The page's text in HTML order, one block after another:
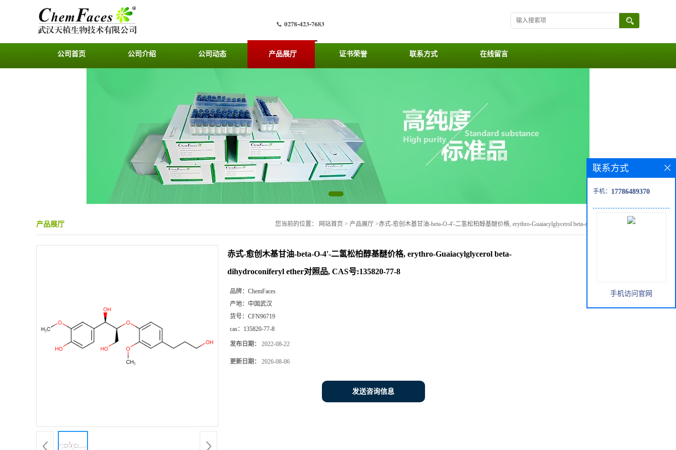
公司首页 公司介绍 公司动态 产品展厅 证书荣誉 联系方式 在线留言
产品展厅 您当前的位置： 网站首页 > 产品展厅 >赤式-愈创木基甘油-beta-O-4'-二氢松柏醇基醚价格, erythro-Guaiacylglycerol beta-dihydroconiferyl
赤式-愈创木基甘油-beta-O-4'-二氢松柏醇基醚价格, erythro-Guaiacylglycerol beta-
dihydroconiferyl ether对照品, CAS号:135820-77-8
品牌： ChemFaces
产地： 中国武汉
货号： CFN96719
cas： 135820-77-8
发布日期： 2022-08-22
更新日期： 2026-08-06
发送咨询信息
联系方式
手机： 17786489370
手机访问官网